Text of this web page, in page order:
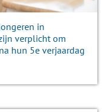
in
verplicht om
hun 5e verjaardag